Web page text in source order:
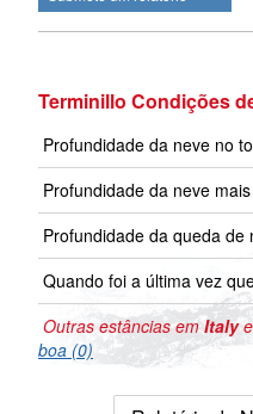
Terminillo Condições
Profundidade da neve no
Profundidade da neve
Profundidade da queda de
Quando foi a última vez
Outras estâncias emItaly
boa (0)